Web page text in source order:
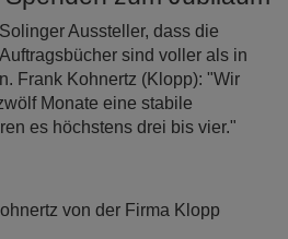
Aussteller, dass die
sind voller als in
Frank Kohnertz (Klopp): "Wir
Monate eine stabile
es höchstens drei bis vier."
von der Firma Klopp